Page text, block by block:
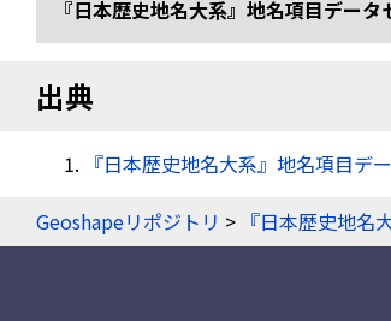
『日本歴史地名大系』地名項目デー
出典
『日本歴史地名大系』地名項目デ
Geoshapeリポジトリ > 『日本歴史地名